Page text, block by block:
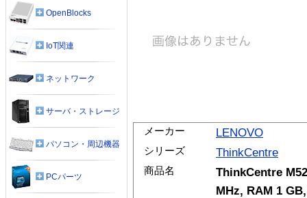
メーカー LENOVO
シリーズ ThinkCentre
商品名
ThinkCentre
MHz, RAM 1
OpenBlocks
IoT関連
ネットワーク
サーバ・ストレージ
パソコン・周辺機器
PCパーツ